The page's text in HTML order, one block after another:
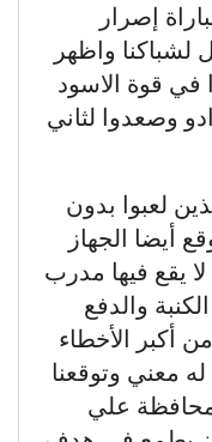
إصرار
لشباكنا واظهر
في قوة الاسود
وصعدوا لثاني
لعبوا بدون
أيضا الجهاز
يقع فيها مدرب
والدفع
أكبر الأخطاء
معني وتوقعنا
علي